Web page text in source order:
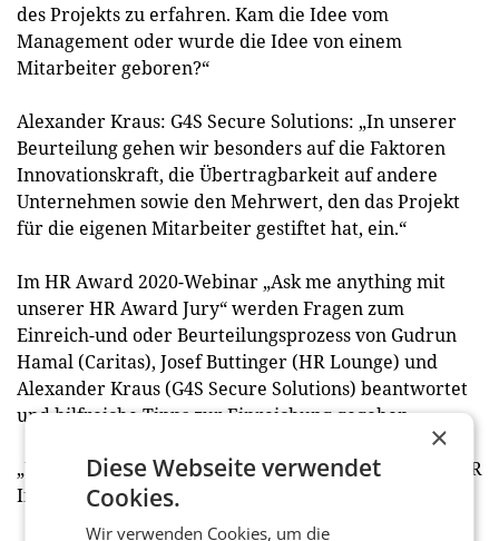
des Projekts zu erfahren. Kam die Idee vom
Management oder wurde die Idee von einem
Mitarbeiter geboren?“
Alexander Kraus: G4S Secure Solutions: „In unserer
Beurteilung gehen wir besonders auf die Faktoren
Innovationskraft, die Übertragbarkeit auf andere
Unternehmen sowie den Mehrwert, den das Projekt
für die eigenen Mitarbeiter gestiftet hat, ein.“
Im HR Award 2020-Webinar „Ask me anything mit
unserer HR Award Jury“ werden Fragen zum
Einreich-und oder Beurteilungsprozess von Gudrun
Hamal (Caritas), Josef Buttinger (HR Lounge) und
Alexander Kraus (G4S Secure Solutions) beantwortet
und hilfreiche Tipps zur Einreichung gegeben.
„Wir freuen uns auf den Austausch mit Ihnen beim HR
Inside Summit!“, so Vukovich zum Abschluss. (red)
×
Diese Webseite verwendet
Cookies.
Wir verwenden Cookies, um die